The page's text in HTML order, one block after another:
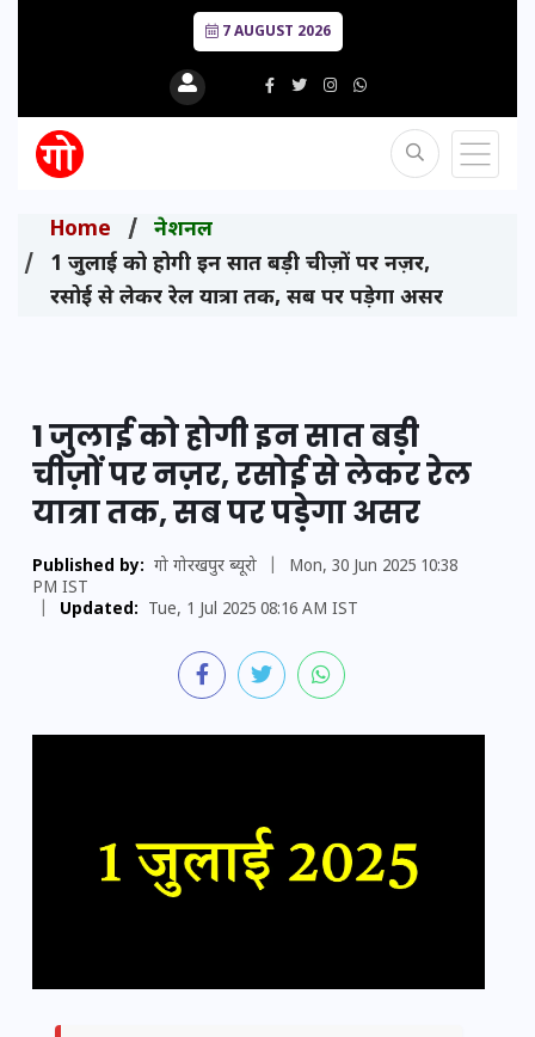
7 AUGUST 2026
Home
नेशनल
1 जुलाई को होगी इन सात बड़ी चीज़ों पर नज़र,
रसोई से लेकर रेल यात्रा तक, सब पर पड़ेगा असर
1 जुलाई को होगी इन सात बड़ी
चीज़ों पर नज़र, रसोई से लेकर रेल
यात्रा तक, सब पर पड़ेगा असर
Published by: गो गोरखपुर ब्यूरो
Mon, 30 Jun 2025 10:38
PM IST
Updated: Tue, 1 Jul 2025 08:16 AM IST